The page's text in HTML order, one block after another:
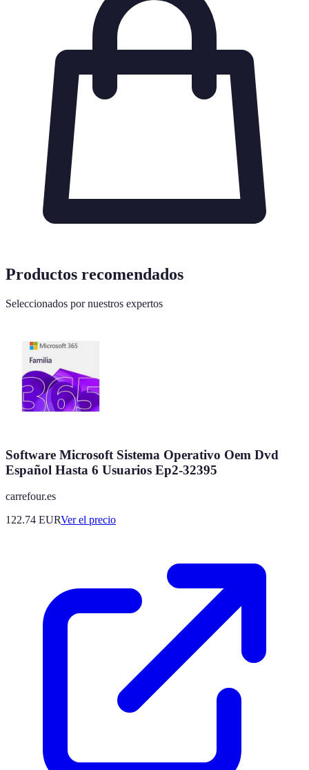
Productos recomendados
Seleccionados por nuestros expertos
Software Microsoft Sistema Operativo Oem Dvd
Español Hasta 6 Usuarios Ep2-32395
carrefour.es
122.74 EURVer el precio